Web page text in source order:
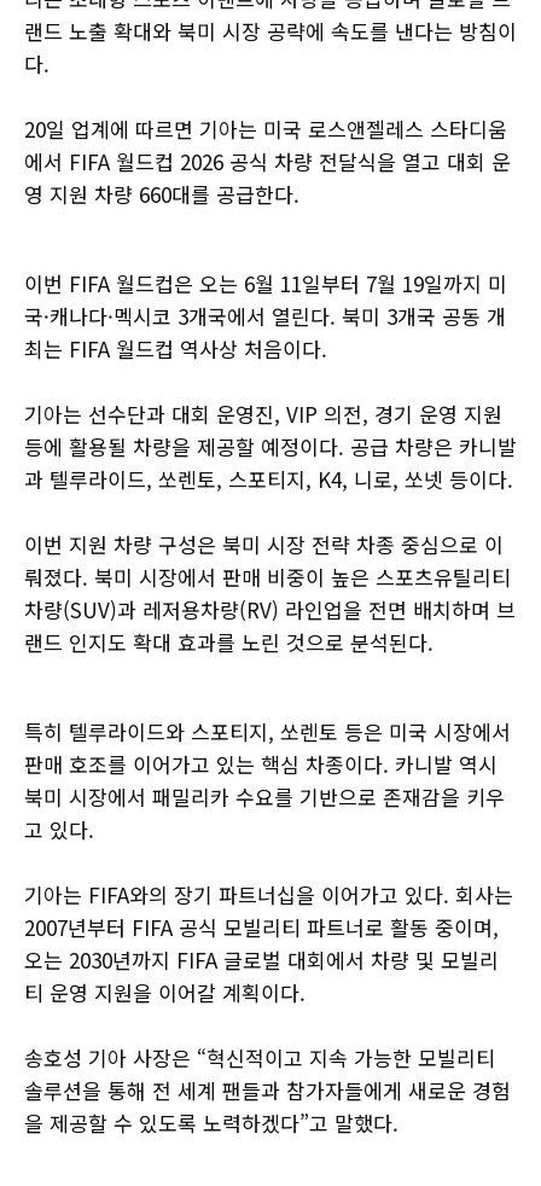
랜드 노출 확대와 북미 시장 공략에 속도를 낸다는 방침이
다.
20일 업계에 따르면 기아는 미국 로스앤젤레스 스타디움
에서 FIFA 월드컵 2026 공식 차량 전달식을 열고 대회 운
영 지원 차량 660대를 공급한다.
이번 FIFA 월드컵은 오는 6월 11일부터 7월 19일까지 미
국·캐나다·멕시코 3개국에서 열린다. 북미 3개국 공동 개
최는 FIFA 월드컵 역사상 처음이다.
기아는 선수단과 대회 운영진, VIP 의전, 경기 운영 지원
등에 활용될 차량을 제공할 예정이다. 공급 차량은 카니발
과 텔루라이드, 쏘렌토, 스포티지, K4, 니로, 쏘넷 등이다.
이번 지원 차량 구성은 북미 시장 전략 차종 중심으로 이
뤄졌다. 북미 시장에서 판매 비중이 높은 스포츠유틸리티
차량(SUV)과 레저용차량(RV) 라인업을 전면 배치하며 브
랜드 인지도 확대 효과를 노린 것으로 분석된다.
특히 텔루라이드와 스포티지, 쏘렌토 등은 미국 시장에서
판매 호조를 이어가고 있는 핵심 차종이다. 카니발 역시
북미 시장에서 패밀리카 수요를 기반으로 존재감을 키우
고 있다.
기아는 FIFA와의 장기 파트너십을 이어가고 있다. 회사는
2007년부터 FIFA 공식 모빌리티 파트너로 활동 중이며,
오는 2030년까지 FIFA 글로벌 대회에서 차량 및 모빌리
티 운영 지원을 이어갈 계획이다.
송호성 기아 사장은 “혁신적이고 지속 가능한 모빌리티
솔루션을 통해 전 세계 팬들과 참가자들에게 새로운 경험
을 제공할 수 있도록 노력하겠다”고 말했다.